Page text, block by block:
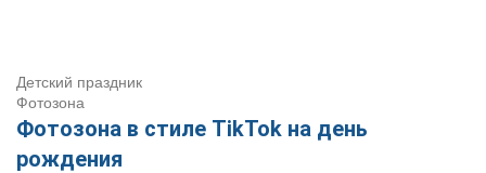
Детский праздник
Фотозона
Фотозона в стиле TikTok на день
рождения